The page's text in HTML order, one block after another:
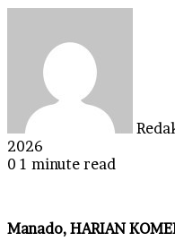
2026
0 1 minute read
Manado, HARIAN